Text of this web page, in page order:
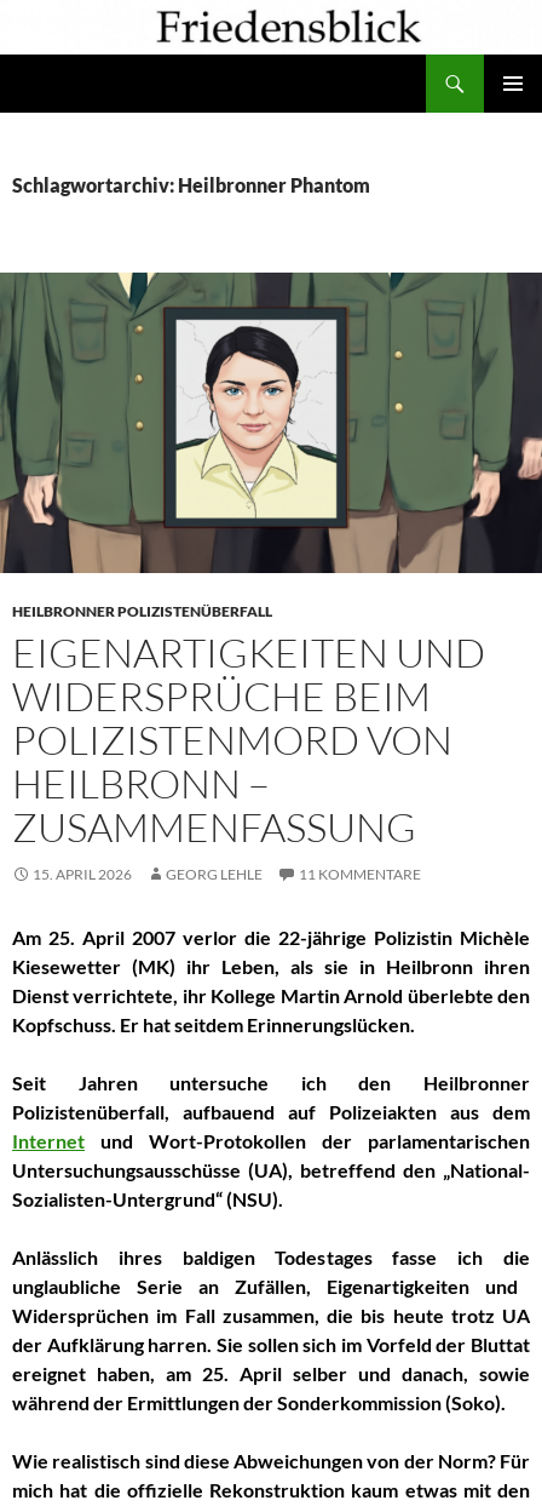
Schlagwortarchiv: Heilbronner Phantom
HEILBRONNER POLIZISTENÜBERFALL
EIGENARTIGKEITEN UND
WIDERSPRÜCHE BEIM
POLIZISTENMORD VON
HEILBRONN –
ZUSAMMENFASSUNG
15. APRIL 2026 GEORG LEHLE 11 KOMMENTARE
Am 25. April 2007 verlor die 22-jährige Polizistin Michèle
Kiesewetter (MK) ihr Leben, als sie in Heilbronn ihren
Dienst verrichtete, ihr Kollege Martin Arnold überlebte den
Kopfschuss. Er hat seitdem Erinnerungslücken.
Seit Jahrenuntersuche ich den Heilbronner
Polizistenüberfall, aufbauend auf Polizeiakten aus dem
Internet und Wort-Protokollen der parlamentarischen
Untersuchungsausschüsse (UA), betreffend den „National-
Sozialisten-Untergrund“ (NSU).
Anlässlich ihres baldigen Todestagesfasse ich die
unglaubliche Serie an Zufällen, Eigenartigkeiten und
Widersprüchen im Fallzusammen, die bis heute trotz UA
der Aufklärungharren. Sie sollensich im Vorfeldder Bluttat
ereignet haben, am 25. April selber und danach, sowie
während der Ermittlungen der Sonderkommission (Soko).
Wie realistisch sind diese Abweichungen von der Norm? Für
mich hat die offizielle Rekonstruktion kaum etwasmit den